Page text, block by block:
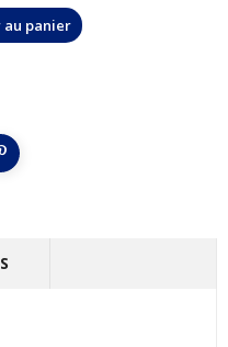
panier